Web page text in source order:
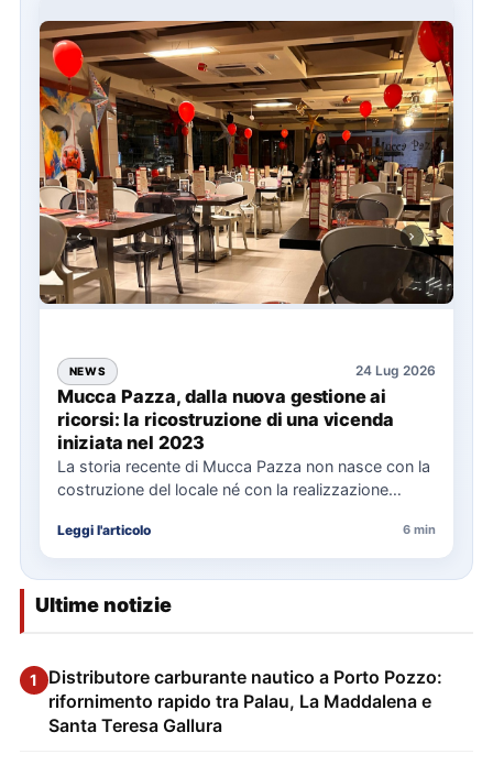
NEWS 24 Lug 2026
Mucca Pazza, dalla nuova gestione ai
ricorsi: la ricostruzione di una vicenda
iniziata nel 2023
La storia recente di Mucca Pazza non nasce con la
costruzione del locale né con la realizzazione
Leggi l'articolo 6 min
Ultime notizie
1
Distributore carburante nautico a Porto Pozzo:
rifornimento rapido tra Palau, La Maddalena e
Santa Teresa Gallura